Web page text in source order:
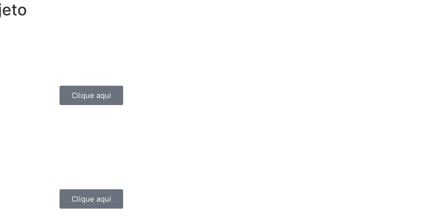
Clique aqui
Clique aqui